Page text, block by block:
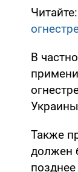
Читайте:
В
Также
должен